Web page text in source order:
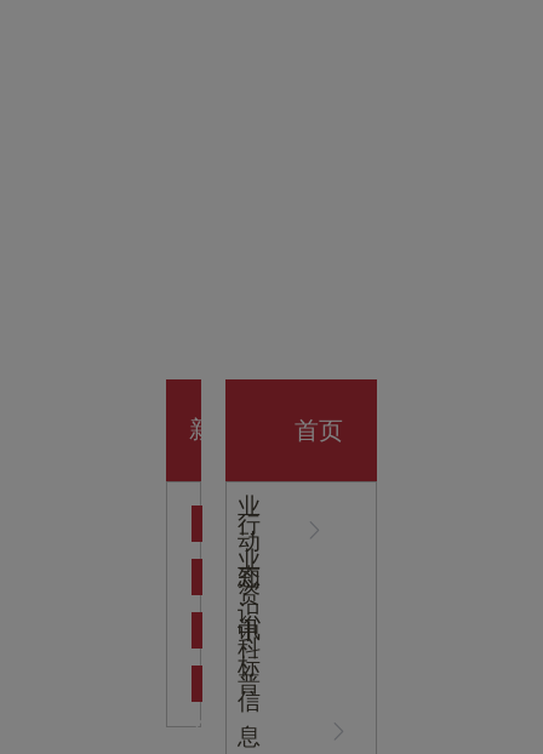
开业大
吉
新
心
业
动
态
行
业
资
讯
知
识
科
普
中
标
信
息
首页